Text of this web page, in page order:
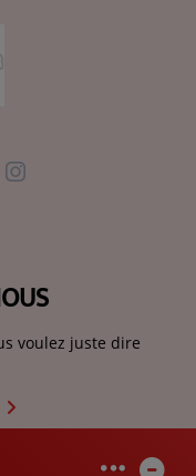
voulez juste dire